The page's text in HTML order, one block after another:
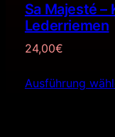
Sa Majesté –
Lederriemen
24,00€
Ausführung